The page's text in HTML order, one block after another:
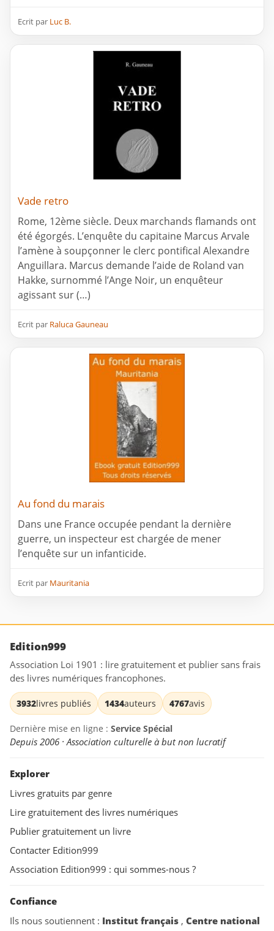
Ecrit par Luc B.
Vade retro
Rome, 12ème siècle. Deux marchands flamands ont
été égorgés. L’enquête du capitaine Marcus Arvale
l’amène à soupçonner le clerc pontifical Alexandre
Anguillara. Marcus demande l’aide de Roland van
Hakke, surnommé l’Ange Noir, un enquêteur
agissant sur (…)
Ecrit par Raluca Gauneau
Au fond du marais
Dans une France occupée pendant la dernière
guerre, un inspecteur est chargée de mener
l’enquête sur un infanticide.
Ecrit par Mauritania
Edition999
Association Loi 1901 : lire gratuitement et publier sans frais
des livres numériques francophones.
3932livres publiés 1434auteurs 4767avis
Dernière mise en ligne : Service Spécial
Depuis 2006 · Association culturelle à but non lucratif
Explorer
Livres gratuits par genre
Lire gratuitement des livres numériques
Publier gratuitement un livre
Contacter Edition999
Association Edition999 : qui sommes-nous ?
Confiance
Ils nous soutiennent : Institut français , Centre national